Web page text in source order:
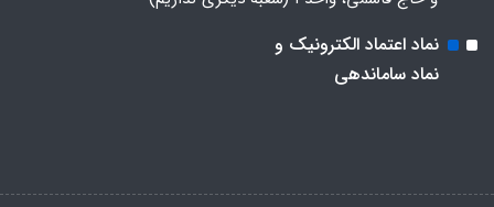
نماد اعتماد الکترونیک و
نماد ساماندهی